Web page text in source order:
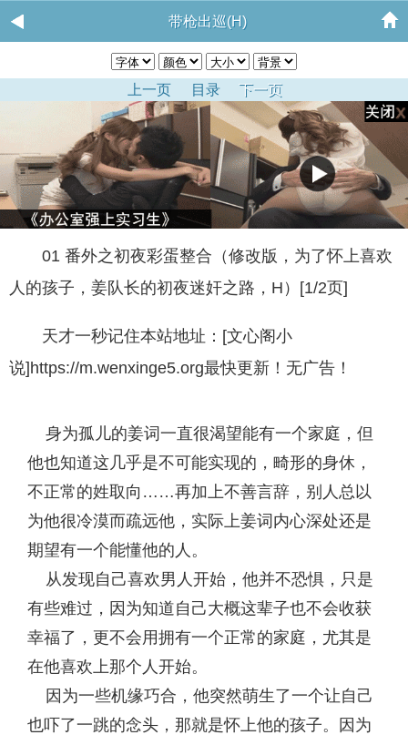
带枪出巡(H)
上一页 目录 下一页
01 番外之初夜彩蛋整合（修改版，为了怀上喜欢
人的孩子，姜队长的初夜迷奸之路，H）[1/2页]
天才一秒记住本站地址：[文心阁小
说]https://m.wenxinge5.org最快更新！无广告！
身为孤儿的姜词一直很渴望能有一个家庭，但
他也知道这几乎是不可能实现的，畸形的身休，
不正常的姓取向……再加上不善言辞，别人总以
为他很冷漠而疏远他，实际上姜词内心深处还是
期望有一个能懂他的人。
从发现自己喜欢男人开始，他并不恐惧，只是
有些难过，因为知道自己大概这辈子也不会收获
幸福了，更不会用拥有一个正常的家庭，尤其是
在他喜欢上那个人开始。
因为一些机缘巧合，他突然萌生了一个让自己
也吓了一跳的念头，那就是怀上他的孩子。因为